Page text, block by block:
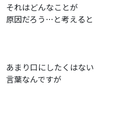
それはどんなことが
原因だろう…と考えると
あまり口にしたくはない
言葉なんですが